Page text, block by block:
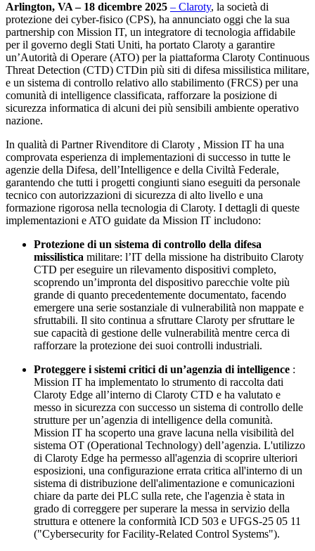
Arlington, VA – 18 dicembre 2025 – Claroty, la società di
protezione dei cyber-fisico (CPS), ha annunciato oggi che la sua
partnership con Mission IT, un integratore di tecnologia affidabile
per il governo degli Stati Uniti, ha portato Claroty a garantire
un’Autorità di Operare (ATO) per la piattaforma Claroty Continuous
Threat Detection (CTD) CTDin più siti di difesa missilistica militare,
e un sistema di controllo relativo allo stabilimento (FRCS) per una
comunità di intelligence classificata, rafforzare la posizione di
sicurezza informatica di alcuni dei più sensibili ambiente operativo
nazione.
In qualità di Partner Rivenditore di Claroty , Mission IT ha una
comprovata esperienza di implementazioni di successo in tutte le
agenzie della Difesa, dell’Intelligence e della Civiltà Federale,
garantendo che tutti i progetti congiunti siano eseguiti da personale
tecnico con autorizzazioni di sicurezza di alto livello e una
formazione rigorosa nella tecnologia di Claroty. I dettagli di queste
implementazioni e ATO guidate da Mission IT includono:
Protezione di un sistema di controllo della difesa
missilistica militare: l’IT della missione ha distribuito Claroty
CTD per eseguire un rilevamento dispositivi completo,
scoprendo un’impronta del dispositivo parecchie volte più
grande di quanto precedentemente documentato, facendo
emergere una serie sostanziale di vulnerabilità non mappate e
sfruttabili. Il sito continua a sfruttare Claroty per sfruttare le
sue capacità di gestione delle vulnerabilità mentre cerca di
rafforzare la protezione dei suoi controlli industriali.
Proteggere i sistemi critici di un’agenzia di intelligence :
Mission IT ha implementato lo strumento di raccolta dati
Claroty Edge all’interno di Claroty CTD e ha valutato e
messo in sicurezza con successo un sistema di controllo delle
strutture per un’agenzia di intelligence della comunità.
Mission IT ha scoperto una grave lacuna nella visibilità del
sistema OT (Operational Technology) dell’agenzia. L'utilizzo
di Claroty Edge ha permesso all'agenzia di scoprire ulteriori
esposizioni, una configurazione errata critica all'interno di un
sistema di distribuzione dell'alimentazione e comunicazioni
chiare da parte dei PLC sulla rete, che l'agenzia è stata in
grado di correggere per superare la messa in servizio della
struttura e ottenere la conformità ICD 503 e UFGS-25 05 11
("Cybersecurity for Facility-Related Control Systems").